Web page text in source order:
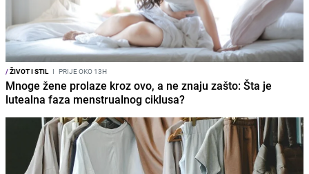
/ŽIVOT I STIL I PRIJE OKO 13H
Mnoge žene prolaze kroz ovo, a ne znaju zašto: Šta je
lutealna faza menstrualnog ciklusa?